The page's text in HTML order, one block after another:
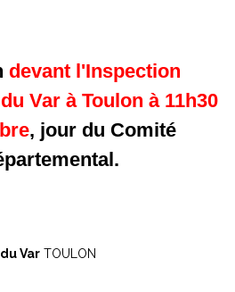
devant l'Inspection
Var à Toulon à 11h30
, jour du Comité
Var TOULON